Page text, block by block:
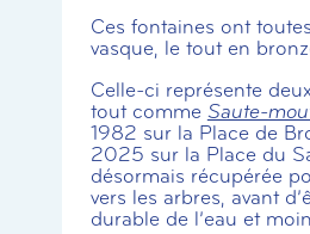
Ces fontaines ont
vasque, le tout en
Celle-ci représente
tout comme Saute-
1982 sur la Place de
2025 sur la Place du
désormais récupérée
vers les arbres, avant
durable de l’eau et